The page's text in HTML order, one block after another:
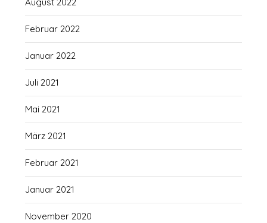
Februar 2022
Januar 2022
Juli 2021
Mai 2021
März 2021
Februar 2021
Januar 2021
November 2020